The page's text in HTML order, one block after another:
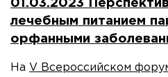
01.03.2023
лечебным питанием
орфанными
На V Всероссийском